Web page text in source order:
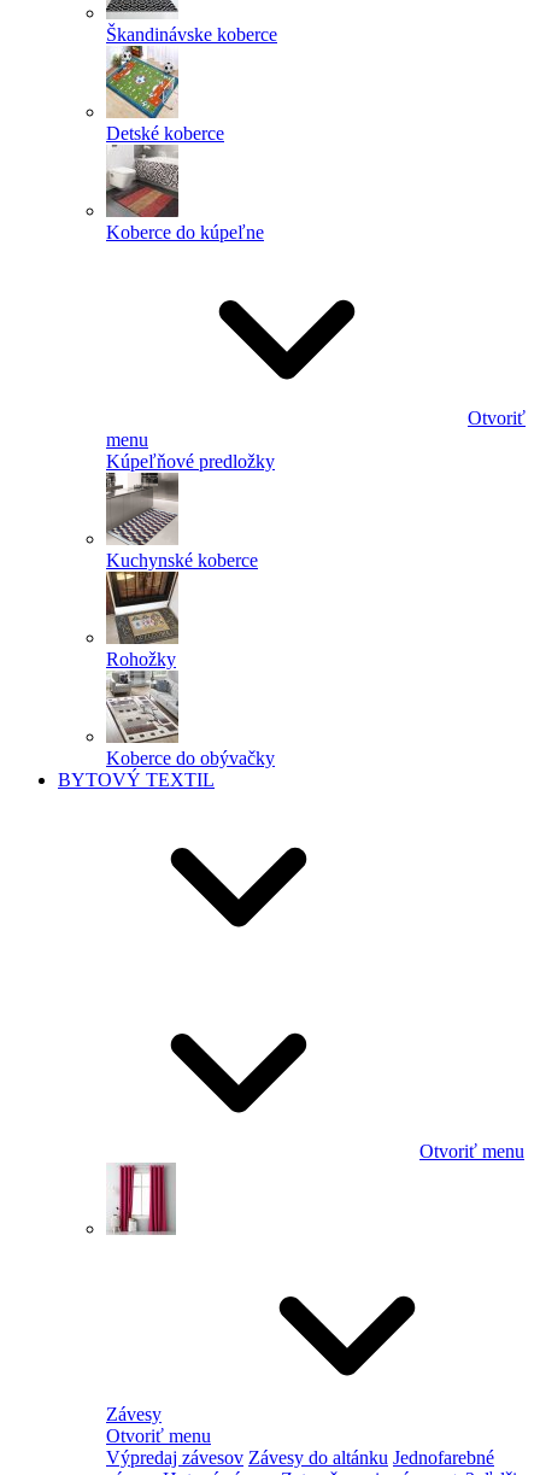
Škandinávske koberce
Detské koberce
Koberce do kúpeľne
Otvoriť
menu
Kúpeľňové predložky
Kuchynské koberce
Rohožky
Koberce do obývačky
BYTOVÝ TEXTIL
Otvoriť menu
Závesy
Otvoriť menu
Výpredaj závesov Závesy do altánku Jednofarebné